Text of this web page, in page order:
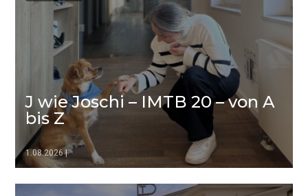
J wie Joschi – IMTB 20 – von A
bis Z
1.08.2026|